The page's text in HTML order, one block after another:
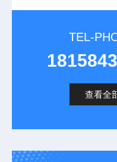
TEL-
查看全